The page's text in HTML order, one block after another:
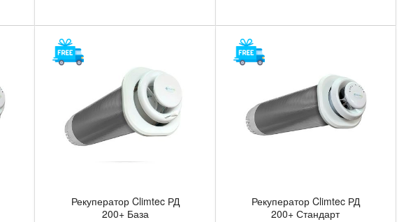
Рекуператор Climtec РД
200+ База
Рекуператор Climtec РД
200+ Стандарт